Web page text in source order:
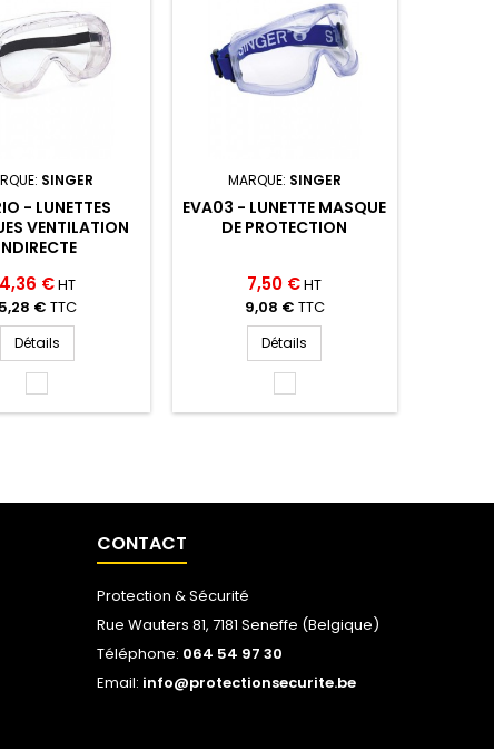
SINGER
- LUNETTES
VENTILATION
4,36 €HT
5,28 € TTC
Détails
(INCOLOR)
MARQUE: SINGER
EVA03 - LUNETTE MASQUE
DE PROTECTION
7,50 €HT
9,08 € TTC
Détails
(INCOLOR)
CONTACT
Protection & Sécurité
Rue Wauters 81, 7181 Seneffe (Belgique)
Téléphone: 064 54 97 30
Email: info@protectionsecurite.be